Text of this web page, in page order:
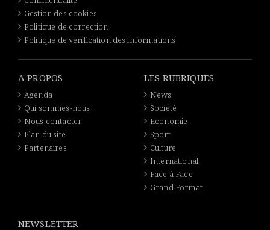
Gestion des cookies
Politique de correction
Politique de vérification des informations
A PROPOS
Agenda
Qui sommes-nous
Nous contacter
Plan du site
Partenaires
LES RUBRIQUES
News
Société
Economie
Sport
Culture
International
Face à Face
Grand Format
NEWSLETTER